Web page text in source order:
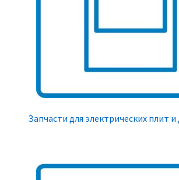
Запчасти для электрических плит и